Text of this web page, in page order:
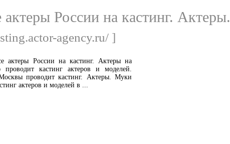
России на кастинг. Актеры.
agency.ru/ ]
актеры России на кастинг. Актеры на
проводит кастинг актеров и моделей.
проводит кастинг. Актеры. Муки
актеров и моделей в ...